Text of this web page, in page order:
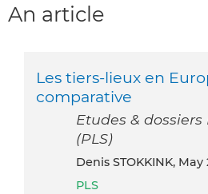
An article
Les tiers-lieux en
comparative
Etudes &
(PLS)
Denis STOKKINK, May
PLS